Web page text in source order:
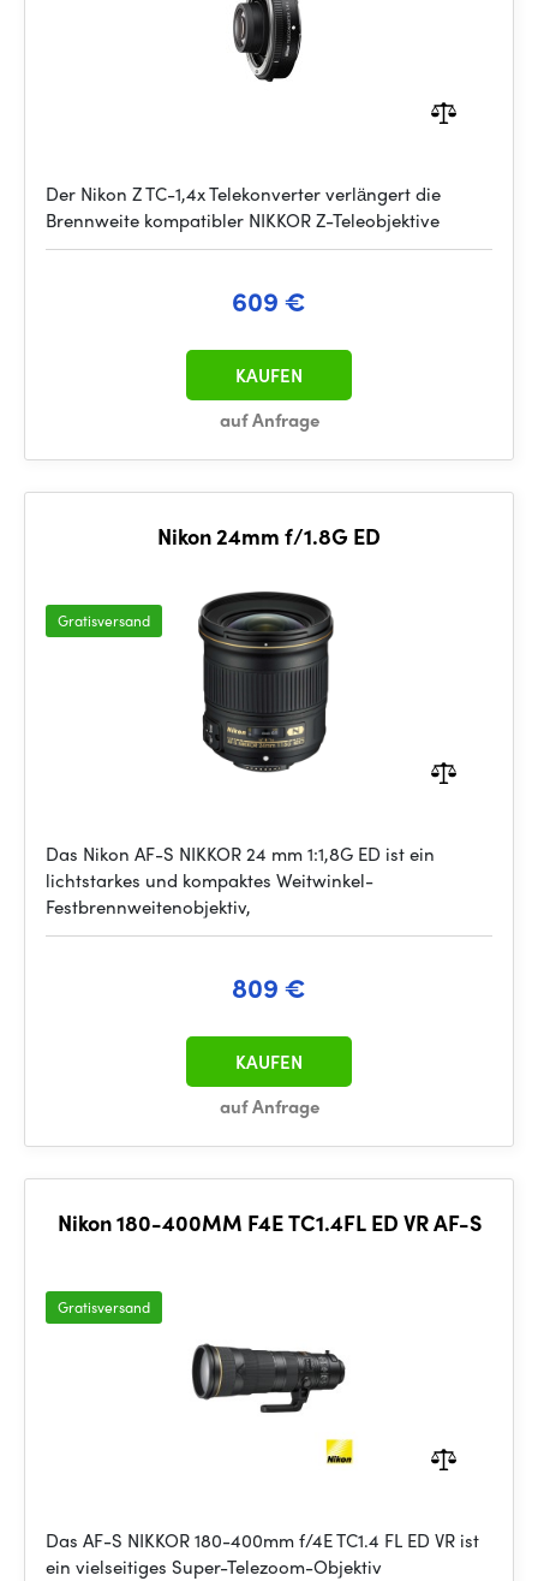
Der Nikon Z TC-1,4x Telekonverter verlängert die
Brennweite kompatibler NIKKOR Z-Teleobjektive
609 €
auf Anfrage
KAUFEN
Nikon 24mm f/1.8G ED
Gratisversand
Das Nikon AF-S NIKKOR 24 mm 1:1,8G ED ist ein
lichtstarkes und kompaktes Weitwinkel-
Festbrennweitenobjektiv,
809 €
auf Anfrage
KAUFEN
Nikon 180-400MM F4E TC1.4FL ED VR AF-S
Gratisversand
Das AF-S NIKKOR 180-400mm f/4E TC1.4 FL ED VR ist
ein vielseitiges Super-Telezoom-Objektiv